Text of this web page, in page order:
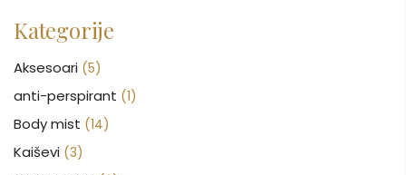
Kategorije
Aksesoari (5)
anti-perspirant (1)
Body mist (14)
Kaiševi (3)